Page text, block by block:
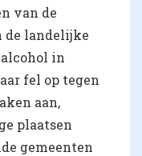
van de
de landelijke
in
fel op tegen
aan,
plaatsen
gemeenten